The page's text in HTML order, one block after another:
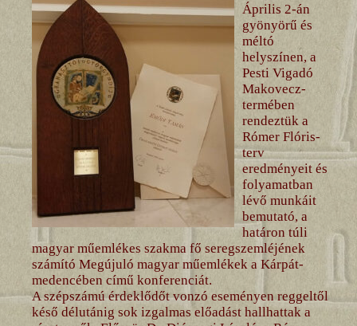
Április 2-án
gyönyörű és
méltó
helyszínen, a
Pesti Vigadó
Makovecz-
termében
rendeztük a
Rómer Flóris-
terv
eredményeit és
folyamatban
lévő munkáit
bemutató, a
határon túli
magyar műemlékes szakma fő seregszemléjének
számító Megújuló magyar műemlékek a Kárpát-
medencében című konferenciát.
A szépszámú érdeklődőt vonzó eseményen reggeltől
késő délutánig sok izgalmas előadást hallhattak a